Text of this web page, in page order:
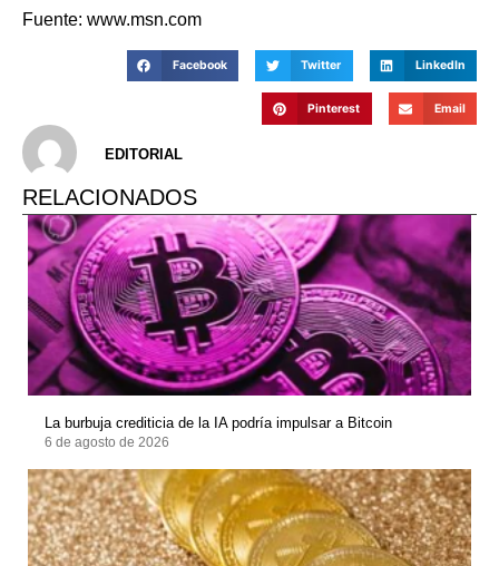
Fuente: www.msn.com
Facebook Twitter LinkedIn
Pinterest Email
EDITORIAL
RELACIONADOS
La burbuja crediticia de la IA podría impulsar a Bitcoin
6 de agosto de 2026